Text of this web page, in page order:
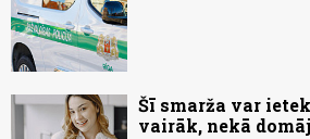
Šī smarža var
vairāk, nekā